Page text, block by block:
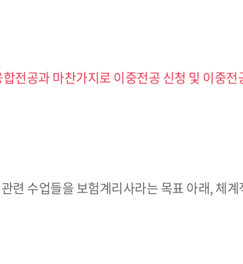
전공과 마찬가지로 이중전공 신청 및 이중
련 수업들을 보험계리사라는 목표 아래, 체